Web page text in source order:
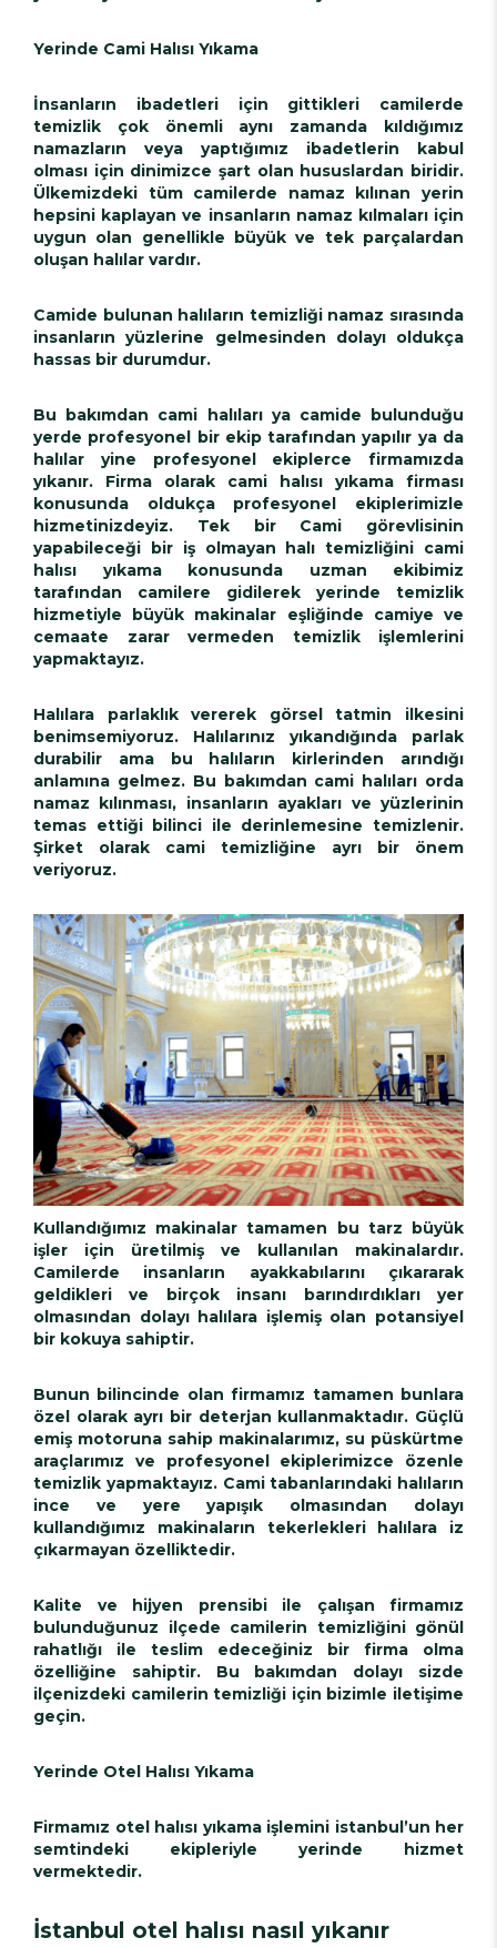
Yerinde Cami Halısı Yıkama
İnsanların ibadetleri için gittikleri camilerde
temizlik çok önemli aynı zamanda kıldığımız
namazların veya yaptığımız ibadetlerin kabul
olması için dinimizce şart olan hususlardan biridir.
Ülkemizdeki tüm camilerde namaz kılınan yerin
hepsini kaplayan ve insanların namaz kılmaları için
uygun olan genellikle büyük ve tek parçalardan
oluşan halılar vardır.
Camide bulunan halıların temizliği namaz sırasında
insanların yüzlerine gelmesinden dolayı oldukça
hassas bir durumdur.
Bu bakımdan cami halıları ya camide bulunduğu
yerde profesyonel bir ekip tarafından yapılır ya da
halılar yine profesyonel ekiplerce firmamızda
yıkanır. Firma olarak cami halısı yıkama firması
konusunda oldukça profesyonel ekiplerimizle
hizmetinizdeyiz. Tek bir Cami görevlisinin
yapabileceği bir iş olmayan halı temizliğini cami
halısı yıkama konusunda uzman ekibimiz
tarafından camilere gidilerek yerinde temizlik
hizmetiyle büyük makinalar eşliğinde camiye ve
cemaate zarar vermeden temizlik işlemlerini
yapmaktayız.
Halılara parlaklık vererek görsel tatmin ilkesini
benimsemiyoruz. Halılarınız yıkandığında parlak
durabilir ama bu halıların kirlerinden arındığı
anlamına gelmez. Bu bakımdan cami halıları orda
namaz kılınması, insanların ayakları ve yüzlerinin
temas ettiği bilinci ile derinlemesine temizlenir.
Şirket olarak cami temizliğine ayrı bir önem
veriyoruz.
Kullandığımız makinalar tamamen bu tarz büyük
işler için üretilmiş ve kullanılan makinalardır.
Camilerde insanların ayakkabılarını çıkararak
geldikleri ve birçok insanı barındırdıkları yer
olmasından dolayı halılara işlemiş olan potansiyel
bir kokuya sahiptir.
Bunun bilincinde olan firmamız tamamen bunlara
özel olarak ayrı bir deterjan kullanmaktadır. Güçlü
emiş motoruna sahip makinalarımız, su püskürtme
araçlarımız ve profesyonel ekiplerimizce özenle
temizlik yapmaktayız. Cami tabanlarındaki halıların
ince ve yere yapışık olmasından dolayı
kullandığımız makinaların tekerlekleri halılara iz
çıkarmayan özelliktedir.
Kalite ve hijyen prensibi ile çalışan firmamız
bulunduğunuz ilçede camilerin temizliğini gönül
rahatlığı ile teslim edeceğiniz bir firma olma
özelliğine sahiptir. Bu bakımdan dolayı sizde
ilçenizdeki camilerin temizliği için bizimle iletişime
geçin.
Yerinde Otel Halısı Yıkama
Firmamız otel halısı yıkama işlemini istanbul’un her
semtindeki ekipleriyle yerinde hizmet
vermektedir.
İstanbul otel halısı nasıl yıkanır